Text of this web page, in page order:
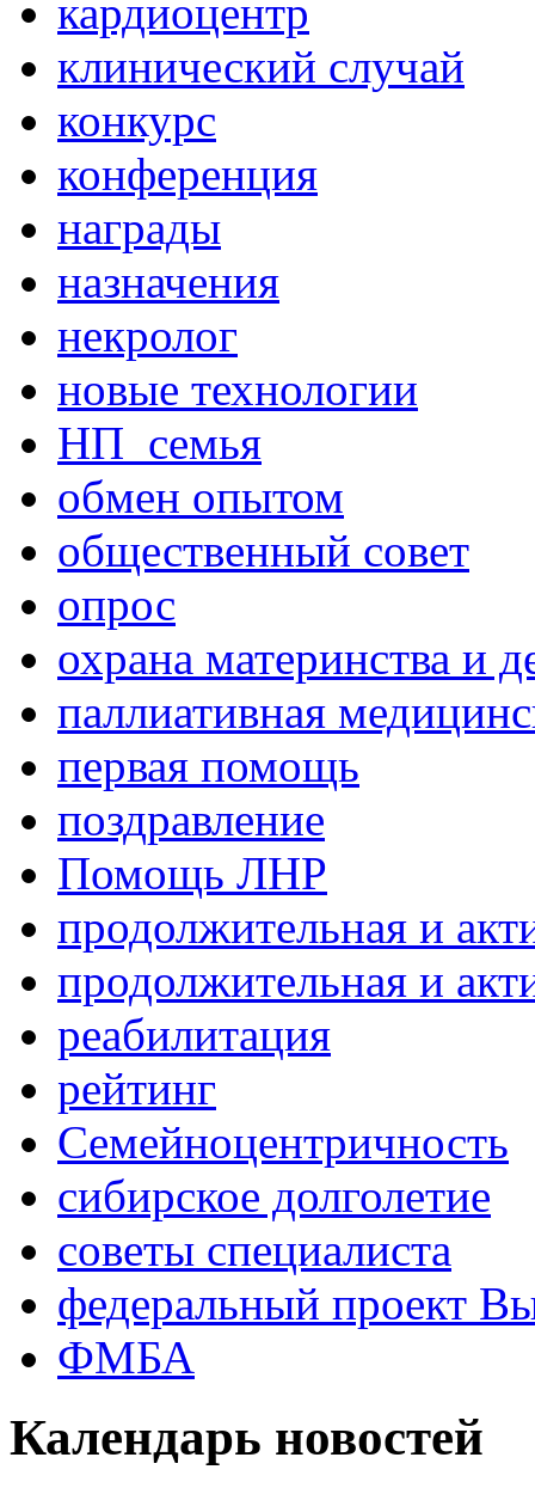
кардиоцентр
клинический случай
конкурс
конференция
награды
назначения
некролог
новые технологии
НП_семья
обмен опытом
общественный совет
опрос
охрана материнства и
паллиативная
первая помощь
поздравление
Помощь ЛНР
продолжительная и
продолжительная и
реабилитация
рейтинг
Семейноцентричность
сибирское долголетие
советы специалиста
федеральный проект
ФМБА
Календарь новостей